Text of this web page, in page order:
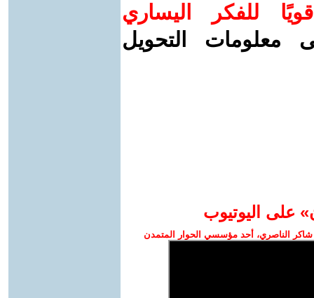
للفكر اليساري
معلومات التحويل
على اليوتيوب
الناصري، أحد مؤسسي الحوار المتمدن